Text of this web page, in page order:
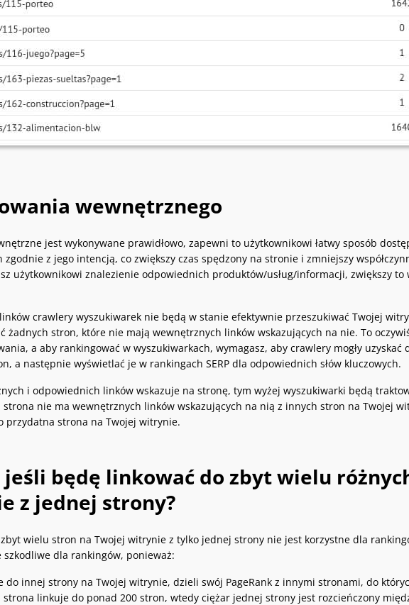
wewnętrznego
jest wykonywane prawidłowo, zapewni to użytkownikowi łatwy sposób
z jego intencją, co zwiększy czas spędzony na stronie i zmniejszy
użytkownikowi znalezienie odpowiednich produktów/usług/informacji, zwiększy to
crawlery wyszukiwarek nie będą w stanie efektywnie przeszukiwać Twojej
żadnych stron, które nie mają wewnętrznych linków wskazujących na nie. To
a aby rankingować w wyszukiwarkach, wymagasz, aby crawlery mogły uzyskać
a następnie wyświetlać je w rankingach SERP dla odpowiednich słów kluczowych.
i odpowiednich linków wskazuje na stronę, tym wyżej wyszukiwarki będą
strona nie ma wewnętrznych linków wskazujących na nią z innych stron na Twojej
przydatna strona na Twojej witrynie.
jeśli będę linkować do zbyt wielu
z jednej strony?
wielu stron na Twojej witrynie z tylko jednej strony nie jest korzystne dla
dla rankingów, ponieważ:
do innej strony na Twojej witrynie, dzieli swój PageRank z innymi stronami, do
linkuje do ponad 200 stron, wtedy ciężar jednej strony jest rozcieńczony